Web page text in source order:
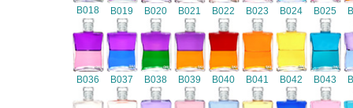
B018 B019 B020 B021 B022 B023 B024 B025
B036 B037 B038 B039 B040 B041 B042 B043